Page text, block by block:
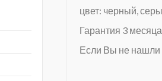
цвет: черный,
Гарантия 3
Если Вы не нашли